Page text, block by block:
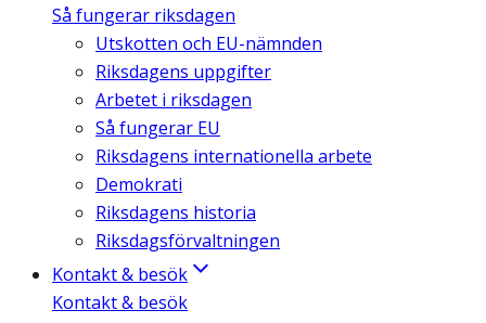
Så fungerar riksdagen
Utskotten och EU-nämnden
Riksdagens uppgifter
Arbetet i riksdagen
Så fungerar EU
Riksdagens internationella arbete
Demokrati
Riksdagens historia
Riksdagsförvaltningen
Kontakt & besök
Kontakt & besök